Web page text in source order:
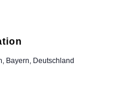
Bayern, Deutschland